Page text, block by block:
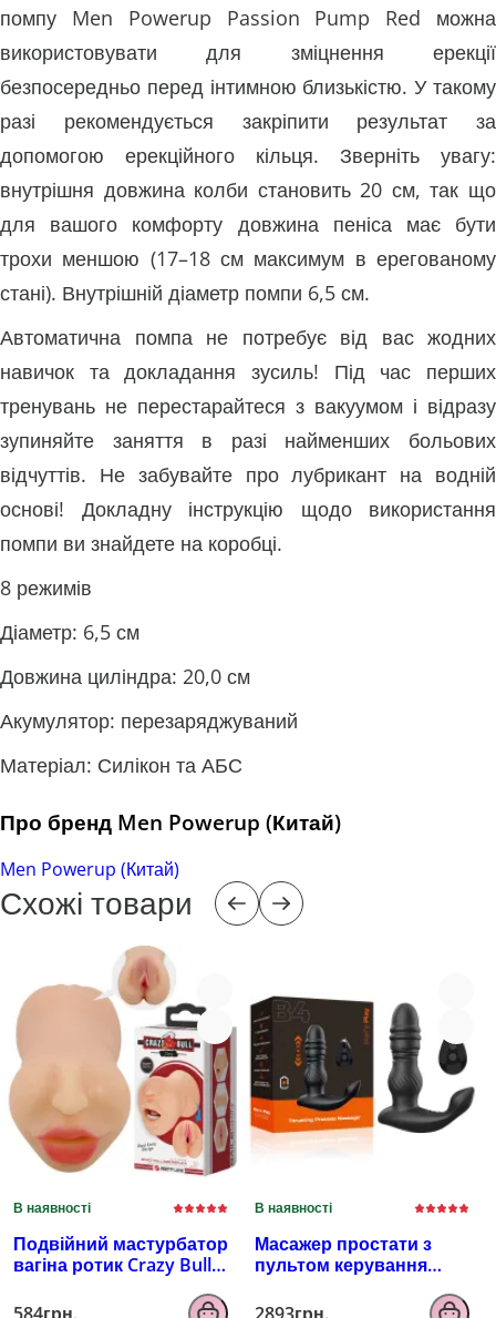
помпу Men Powerup Passion Pump Red можна
використовувати для зміцнення ерекції
безпосередньо перед інтимною близькістю. У такому
разі рекомендується закріпити результат за
допомогою ерекційного кільця. Зверніть увагу:
внутрішня довжина колби становить 20 см, так що
для вашого комфорту довжина пеніса має бути
трохи меншою (17–18 см максимум в ерегованому
стані). Внутрішній діаметр помпи 6,5 см.
Автоматична помпа не потребує від вас жодних
навичок та докладання зусиль! Під час перших
тренувань не перестарайтеся з вакуумом і відразу
зупиняйте заняття в разі найменших больових
відчуттів. Не забувайте про лубрикант на водній
основі! Докладну інструкцію щодо використання
помпи ви знайдете на коробці.
8 режимів
Діаметр: 6,5 см
Довжина циліндра: 20,0 см
Акумулятор: перезаряджуваний
Матеріал: Силікон та АБС
Про бренд Men Powerup (Китай)
Men Powerup (Китай)
Схожі товари
В наявності
Подвійний мастурбатор
вагіна ротик Crazy Bull
В наявності
Масажер простати з
пультом керування
B4